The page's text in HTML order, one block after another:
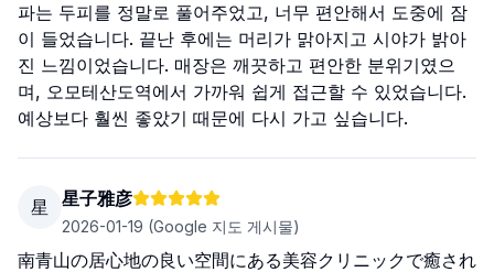
파는 두피를 정말로 풀어주었고, 너무 편안해서 도중에 잠
이 들었습니다. 끝난 후에는 머리가 맑아지고 시야가 밝아
진 느낌이었습니다. 매장은 깨끗하고 편안한 분위기였으
며, 오모테산도역에서 가까워 쉽게 접근할 수 있었습니다.
예상보다 훨씬 좋았기 때문에 다시 가고 싶습니다.
星 星子雅彦
2026-01-19 (Google 지도 게시물)
南青山の居心地の良い空間にある美容クリニックで癒され